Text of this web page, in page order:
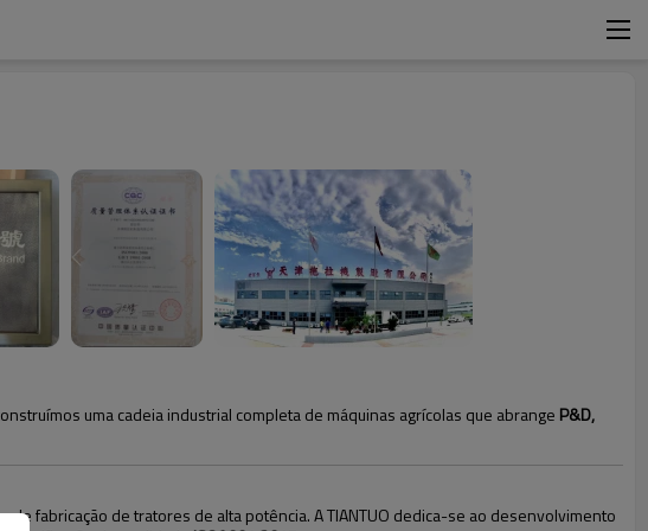
uma cadeia industrial completa de máquinas agrícolas que abrange P&D,
de fabricação de tratores de alta potência. A TIANTUO dedica-se ao desenvolvimento